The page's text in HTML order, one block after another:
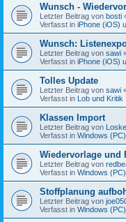
Wunsch -
Letzter Beitrag von bosti
Verfasst in iPhone (iOS)
Wunsch:
Letzter Beitrag von sawi
Verfasst in iPhone (iOS)
Tolles Update
Letzter Beitrag von sawi
Verfasst in Lob und Kritik
Klassen Import
Letzter Beitrag von Loske
Verfasst in Windows
Wiedervorlage und
Letzter Beitrag von
Verfasst in Windows
Stoffplanung
Letzter Beitrag von
Verfasst in Windows